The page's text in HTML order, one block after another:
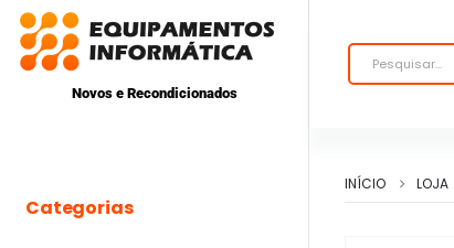
Novos e Recondicionados
INÍCIO LOJA
Categorias